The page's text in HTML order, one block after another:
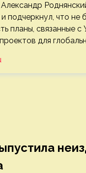
подчеркнул, что не
планы, связанные
для